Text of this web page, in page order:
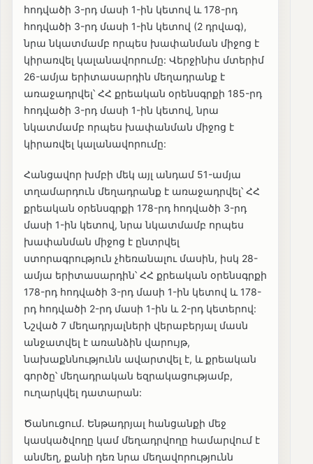
հոդվածի 3-րդ մասի 1-ին կետով և 178-րդ
հոդվածի 3-րդ մասի 1-ին կետով (2 դրվագ),
նրա նկատմամբ որպես խափանման միջոց է
կիրառվել կալանավորումը: Վերջինիս մտերիմ
26-ամյա երիտասարդին մեղադրանք է
առաջադրվել՝ ՀՀ քրեական օրենսգրքի 185-րդ
հոդվածի 3-րդ մասի 1-ին կետով, նրա
նկատմամբ որպես խափանման միջոց է
կիրառվել կալանավորումը:
Հանցավոր խմբի մեկ այլ անդամ 51-ամյա
տղամարդուն մեղադրանք է առաջադրվել՝ ՀՀ
քրեական օրենսգրքի 178-րդ հոդվածի 3-րդ
մասի 1-ին կետով, նրա նկատմամբ որպես
խափանման միջոց է ընտրվել
ստորագրություն չհեռանալու մասին, իսկ 28-
ամյա երիտասարդին՝ ՀՀ քրեական օրենսգրքի
178-րդ հոդվածի 3-րդ մասի 1-ին կետով և 178-
րդ հոդվածի 2-րդ մասի 1-ին և 2-րդ կետերով:
Նշված 7 մեղադրյալների վերաբերյալ մասն
անջատվել է առանձին վարույթ,
նախաքննությունն ավարտվել է, և քրեական
գործը՝ մեղադրական եզրակացությամբ,
ուղարկվել դատարան:
Ծանուցում. Ենթադրյալ հանցանքի մեջ
կասկածվողը կամ մեղադրվողը համարվում է
անմեղ, քանի դեռ նրա մեղավորությունն